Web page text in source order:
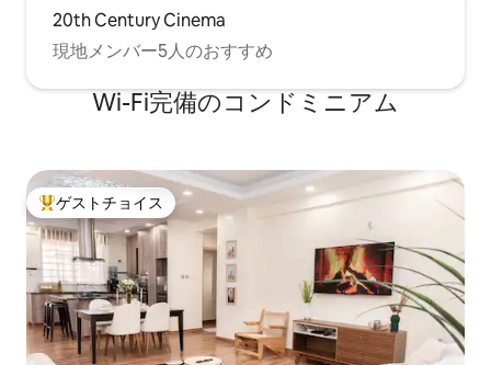
20th Century Cinema
現地メンバー5人のおすすめ
Wi-Fi完備のコンドミニアム
大好評のゲストチョイスです。
ゲストチョイス